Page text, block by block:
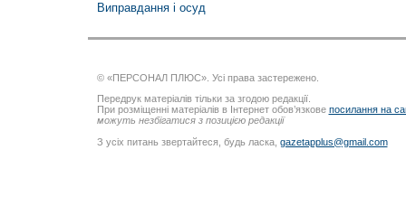
Виправдання і осуд
© «ПЕРСОНАЛ ПЛЮС». Усі права застережено.
Передрук матеріалів тільки за згодою редакції.
При розміщенні матеріалів в Інтернет обов’язкове посилання на
можуть незбігатися з позицією редакції
З усіх питань звертайтеся, будь ласка, gazetapplus@gmail.com